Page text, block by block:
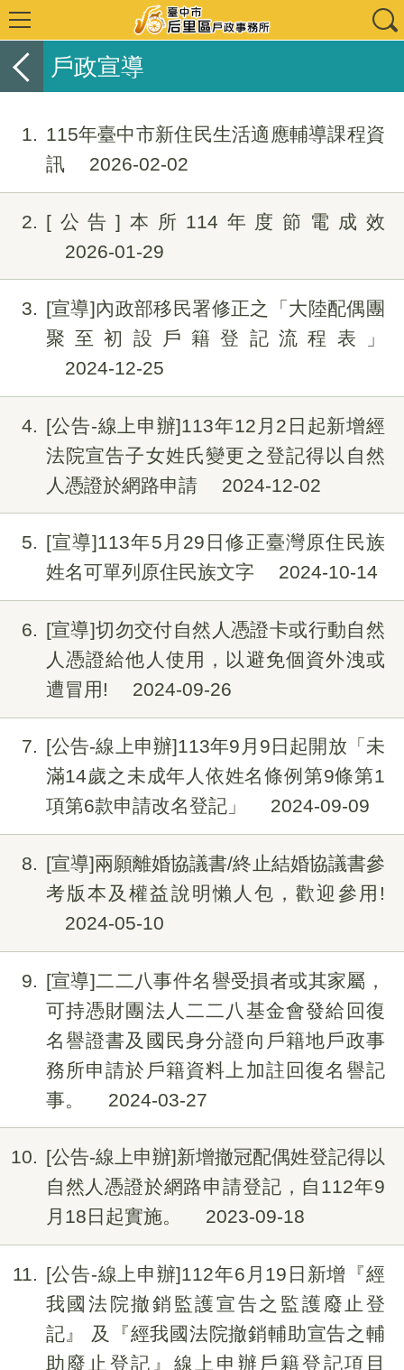
戶政宣導
1
115年臺中市新住民生活適應輔導課程資
訊
2026-02-02
2
[公告]本所114年度節電成效
2026-01-29
3
[宣導]內政部移民署修正之「大陸配偶團
聚至初設戶籍登記流程表」
2024-12-25
4
[公告-線上申辦]113年12月2日起新增經
法院宣告子女姓氏變更之登記得以自然
人憑證於網路申請
2024-12-02
5
[宣導]113年5月29日修正臺灣原住民族
姓名可單列原住民族文字
2024-10-14
6
[宣導]切勿交付自然人憑證卡或行動自然
人憑證給他人使用，以避免個資外洩或
遭冒用!
2024-09-26
7
[公告-線上申辦]113年9月9日起開放「未
滿14歲之未成年人依姓名條例第9條第1
項第6款申請改名登記」
2024-09-09
8
[宣導]兩願離婚協議書/終止結婚協議書參
考版本及權益說明懶人包，歡迎參用!
2024-05-10
9
[宣導]二二八事件名譽受損者或其家屬，
可持憑財團法人二二八基金會發給回復
名譽證書及國民身分證向戶籍地戶政事
務所申請於戶籍資料上加註回復名譽記
事。
2024-03-27
10
[公告-線上申辦]新增撤冠配偶姓登記得以
自然人憑證於網路申請登記，自112年9
月18日起實施。
2023-09-18
11
[公告-線上申辦]112年6月19日新增『經
我國法院撤銷監護宣告之監護廢止登
記』 及『經我國法院撤銷輔助宣告之輔
助廢止登記』線上申辦戶籍登記項目